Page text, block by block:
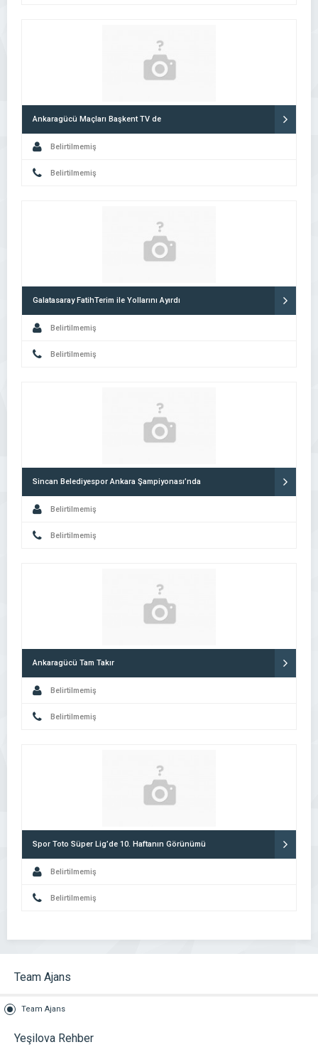
Ankaragücü Maçları Başkent TV de
Belirtilmemiş
Belirtilmemiş
Galatasaray FatihTerim ile Yollarını Ayırdı
Belirtilmemiş
Belirtilmemiş
Sincan Belediyespor Ankara Şampiyonası’nda
Belirtilmemiş
Belirtilmemiş
Ankaragücü Tam Takır
Belirtilmemiş
Belirtilmemiş
Spor Toto Süper Lig’de 10. Haftanın Görünümü
Belirtilmemiş
Belirtilmemiş
Team Ajans
Team Ajans
Yeşilova Rehber